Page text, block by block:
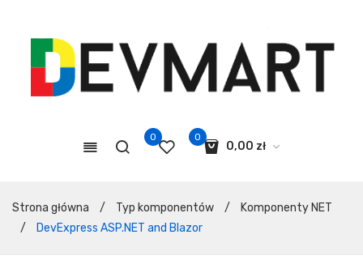
0 0
0,00 zł
Koszyk jest pusty.
Strona główna / Typ komponentów /
Komponenty NET
/
DevExpress ASP.NET and Blazor